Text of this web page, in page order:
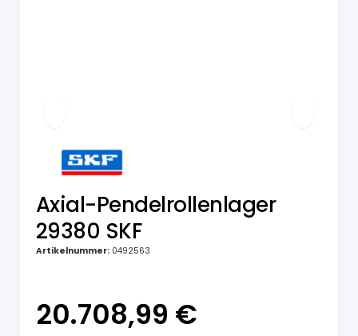
Axial-Pendelrollenlager
29380 SKF
Artikelnummer: 0492563
20.708,99 €